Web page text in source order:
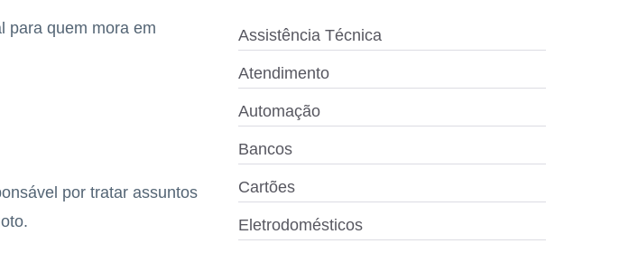
para quem mora em
por tratar assuntos
Assistência Técnica
Atendimento
Automação
Bancos
Cartões
Eletrodomésticos